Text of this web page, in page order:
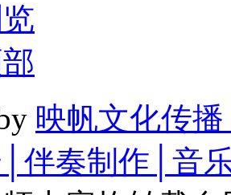
映帆文化传
伴奏制作│音